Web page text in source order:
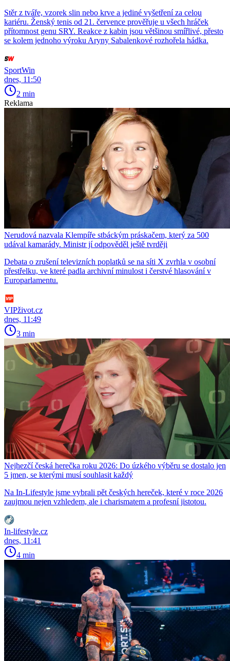
Stěr z tváře, vzorek slin nebo krve a jediné vyšetření za celou
kariéru. Ženský tenis od 21. července prověřuje u všech hráček
přítomnost genu SRY. Reakce z kabin jsou většinou smířlivé, přesto
se kolem jednoho výroku Aryny Sabalenkové rozhořela hádka.
SportWin
dnes, 11:50
2 min
Reklama
Nerudová nazvala Klempíře stbáckým práskačem, který za 500
udával kamarády. Ministr jí odpověděl ještě tvrději
Debata o zrušení televizních poplatků se na síti X zvrhla v osobní
přestřelku, ve které padla archivní minulost i čerstvé hlasování v
Europarlamentu.
VIPživot.cz
dnes, 11:49
3 min
Nejhezčí česká herečka roku 2026: Do úzkého výběru se dostalo jen
5 jmen, se kterými musí souhlasit každý
Na In-Lifestyle jsme vybrali pět českých hereček, které v roce 2026
zaujmou nejen vzhledem, ale i charismatem a profesní jistotou.
In-lifestyle.cz
dnes, 11:41
4 min